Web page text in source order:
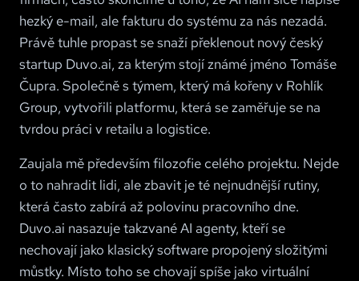
hezký e-mail, ale fakturu do systému za nás nezadá.
Právě tuhle propast se snaží překlenout nový český
startup Duvo.ai, za kterým stojí známé jméno Tomáše
Čupra. Společně s týmem, který má kořeny v Rohlík
Group, vytvořili platformu, která se zaměřuje se na
tvrdou práci v retailu a logistice.
Zaujala mě především filozofie celého projektu. Nejde
o to nahradit lidi, ale zbavit je té nejnudnější rutiny,
která často zabírá až polovinu pracovního dne.
Duvo.ai nasazuje takzvané AI agenty, kteří se
nechovají jako klasický software propojený složitými
můstky. Místo toho se chovají spíše jako virtuální